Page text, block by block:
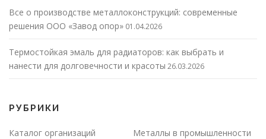
Все о производстве металлоконструкций: современные
решения ООО «Завод опор» 01.04.2026
Термостойкая эмаль для радиаторов: как выбрать и
нанести для долговечности и красоты 26.03.2026
РУБРИКИ
Каталог организаций
Металлы в промышленности